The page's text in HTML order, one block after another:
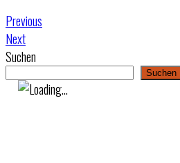
Previous
Next
Suchen
Suchen